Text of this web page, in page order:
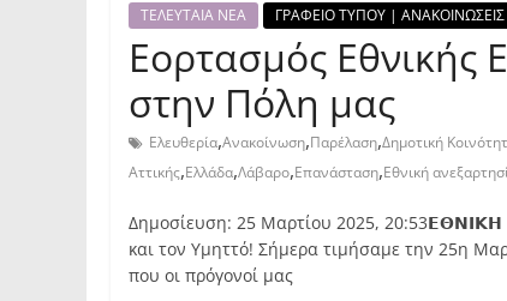
ΤΕΛΕΥΤΑΙΑ ΝΕΑ ΓΡΑΦΕΙΟ ΤΥΠΟΥ | ΑΝΑΚΟΙΝΩΣΕΙΣ
Εορτασμός Εθνικής
στην Πόλη μας
Ελευθερία,Ανακοίνωση,Παρέλαση,Δημοτική
Αττικής,Ελλάδα,Λάβαρο,Επανάσταση,Εθνική
Δημοσίευση: 25 Μαρτίου 2025,
και τον Υμηττό! Σήμερα τιμήσαμε την 25η
που οι πρόγονοί μας